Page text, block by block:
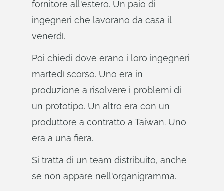
fornitore all'estero. Un paio di
ingegneri che lavorano da casa il
venerdì.
Poi chiedi dove erano i loro ingegneri
martedì scorso. Uno era in
produzione a risolvere i problemi di
un prototipo. Un altro era con un
produttore a contratto a Taiwan. Uno
era a una fiera.
Si tratta di un team distribuito, anche
se non appare nell'organigramma.